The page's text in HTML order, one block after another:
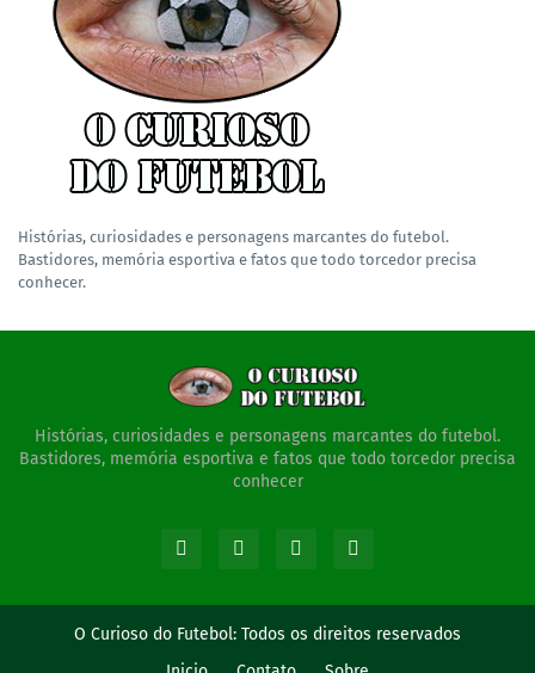
Histórias, curiosidades e personagens marcantes do futebol.
Bastidores, memória esportiva e fatos que todo torcedor precisa
conhecer.
Histórias, curiosidades e personagens marcantes do futebol.
Bastidores, memória esportiva e fatos que todo torcedor precisa
conhecer
O Curioso do Futebol: Todos os direitos reservados